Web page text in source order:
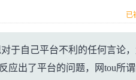
已
于自己平台不利的任何言论
应出了平台的问题，网tou所